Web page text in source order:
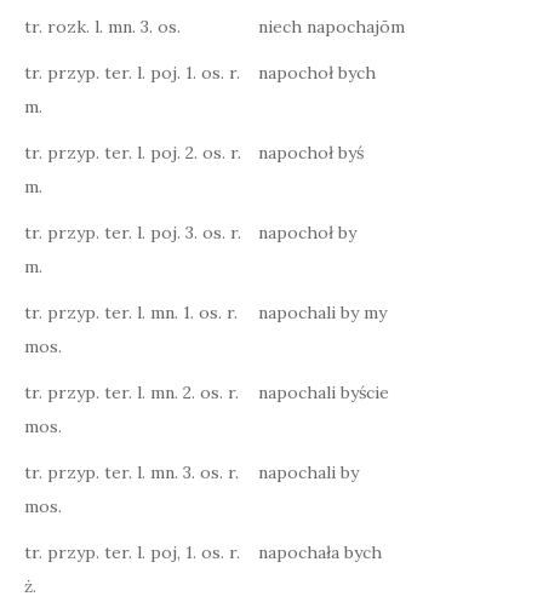
tr. rozk. l. mn. 3. os. niech napochajōm
tr. przyp. ter. l. poj. 1. os. r.
m.
napochoł bych
tr. przyp. ter. l. poj. 2. os. r.
m.
napochoł byś
tr. przyp. ter. l. poj. 3. os. r.
m.
napochoł by
tr. przyp. ter. l. mn. 1. os. r.
mos.
napochali by my
tr. przyp. ter. l. mn. 2. os. r.
mos.
napochali byście
tr. przyp. ter. l. mn. 3. os. r.
mos.
napochali by
tr. przyp. ter. l. poj, 1. os. r.
ż.
napochała bych